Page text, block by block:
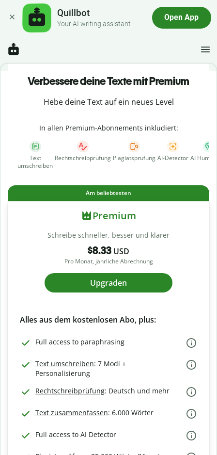
Quillbot
Your AI writing assistant
Open App
Verbessere deine Texte mit Premium
Hebe deine Text auf ein neues Level
In allen Premium-Abonnements inkludiert:
Text
umschreiben
Rechtschreibprüfung Plagiatsprüfung AI-Detector AI
Am beliebtesten
Premium
Schreibe schneller, besser und klarer
$8.33 USD
Pro Monat, jährliche Abrechnung
Upgraden
Alles aus dem kostenlosen Abo, plus:
Full access to paraphrasing
Text umschreiben: 7 Modi +
Personalisierung
Rechtschreibprüfung: Deutsch und mehr
Text zusammenfassen: 6.000 Wörter
Full access to AI Detector